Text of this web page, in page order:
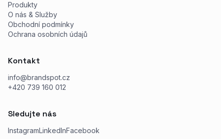
Produkty
O nás & Služby
Obchodní podmínky
Ochrana osobních údajů
Kontakt
info@brandspot.cz
+420 739 160 012
Sledujte nás
InstagramLinkedInFacebook